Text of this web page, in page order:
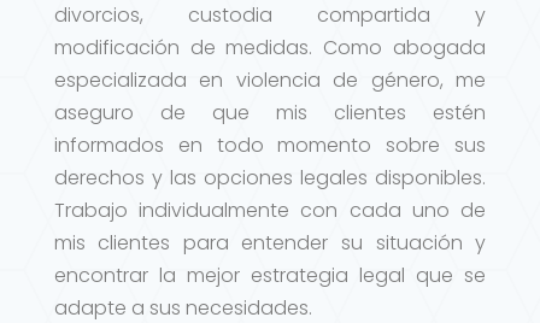
divorcios, custodia compartida y
modificación de medidas. Como abogada
especializada en violencia de género, me
aseguro de que mis clientes estén
informados en todo momento sobre sus
derechos y las opciones legales disponibles.
Trabajo individualmente con cada uno de
mis clientes para entender su situación y
encontrar la mejor estrategia legal que se
adapte a sus necesidades.